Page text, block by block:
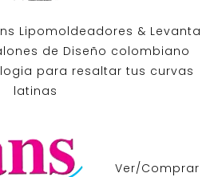
Lipomoldeadores & Levanta
de Diseño colombiano
para resaltar tus curvas
latinas
Ver/Comprar